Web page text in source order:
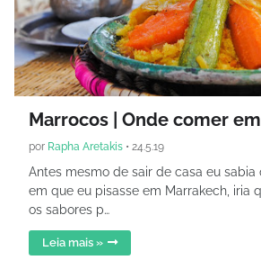
Marrocos | Onde comer
por Rapha Aretakis • 24.5.19
Antes mesmo de sair de casa eu sabia
em que eu pisasse em Marrakech, iria
os sabores p…
Leia mais »